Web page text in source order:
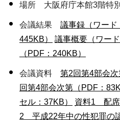
場所 大阪府庁本館3階特別
会議結果 議事録（ワード
445KB）
議事概要（ワード
（PDF：240KB）
会議資料 第2回第4部会次
回第4部会次第（PDF：
セル：37KB）
資料1 配席
2 平成22年中の性犯罪の